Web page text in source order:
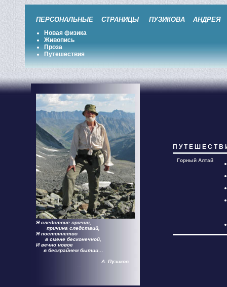
ПЕРСОНАЛЬНЫЕ СТРАНИЦЫ ПУЗИКОВА АНДРЕЯ
Новая физика
Живопись
Проза
Путешествия
Я следствие причин,
причина следствий,
Я постоянство
в смене бесконечной,
И вечно новое
в бескрайнем бытии…
А. Пузиков
П У Т Е Ш Е С Т В
Горный Алтай